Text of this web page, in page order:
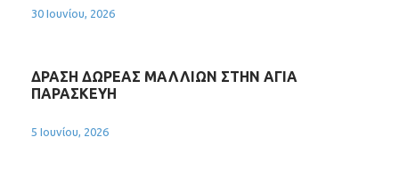
30 Ιουνίου, 2026
ΔΡΑΣΗ ΔΩΡΕΑΣ ΜΑΛΛΙΩΝ ΣΤΗΝ ΑΓΙΑ
ΠΑΡΑΣΚΕΥΗ
5 Ιουνίου, 2026